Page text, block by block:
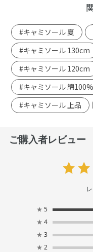
#キャミソール 夏
#キャミソール 130cm
#キャミソール 120cm
#キャミソール 綿100%
#キャミソール 上品
ご購入者レビュー
★ 5
★ 4
★ 3
★ 2